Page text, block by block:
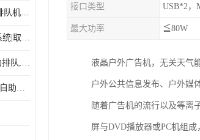
取号排队机价格_取号排队机报价_取号排队机多少钱
排队叫号机-排队叫号系统|取号机-液晶拼接屏-自助终端机
微信智能排队系统,预约排队,扫码排队,微信叫号
排队取号机_自助终端_自助签到一体机 支持定做
接口类型 USB*2，
最大功率 ≦80W
液晶户外广告机，无关天气
户外公共信息发布、户外媒
随着广告机的流行以及等离
屏与DVD播放器或PC机组